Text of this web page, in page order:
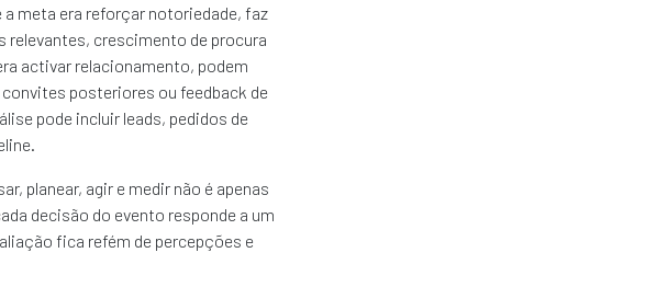
meta era reforçar notoriedade, faz
crescimento de procura
activar relacionamento, podem
posteriores ou feedback de
pode incluir leads, pedidos de
planear, agir e medir não é apenas
decisão do evento responde a um
fica refém de percepções e